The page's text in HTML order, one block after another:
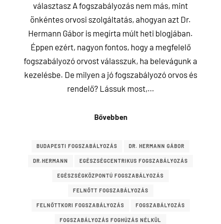
választasz A fogszabályozás nem más, mint
önkéntes orvosi szolgáltatás, ahogyan azt Dr.
Hermann Gábor is megírta múlt heti blogjában.
Éppen ezért, nagyon fontos, hogy a megfelelő
fogszabályozó orvost válasszuk, ha belevágunk a
kezelésbe. De milyen a jó fogszabályozó orvos és
rendelő? Lássuk most,…
Bővebben
BUDAPESTI FOGSZABÁLYOZÁS DR. HERMANN GÁBOR
DR.HERMANN EGÉSZSÉGCENTRIKUS FOGSZABÁLYOZÁS
EGÉSZSÉGKÖZPONTÚ FOGSZABÁLYOZÁS
FELNŐTT FOGSZABÁLYOZÁS
FELNŐTTKORI FOGSZABÁLYOZÁS FOGSZABÁLYOZÁS
FOGSZABÁLYOZÁS FOGHÚZÁS NÉLKÜL